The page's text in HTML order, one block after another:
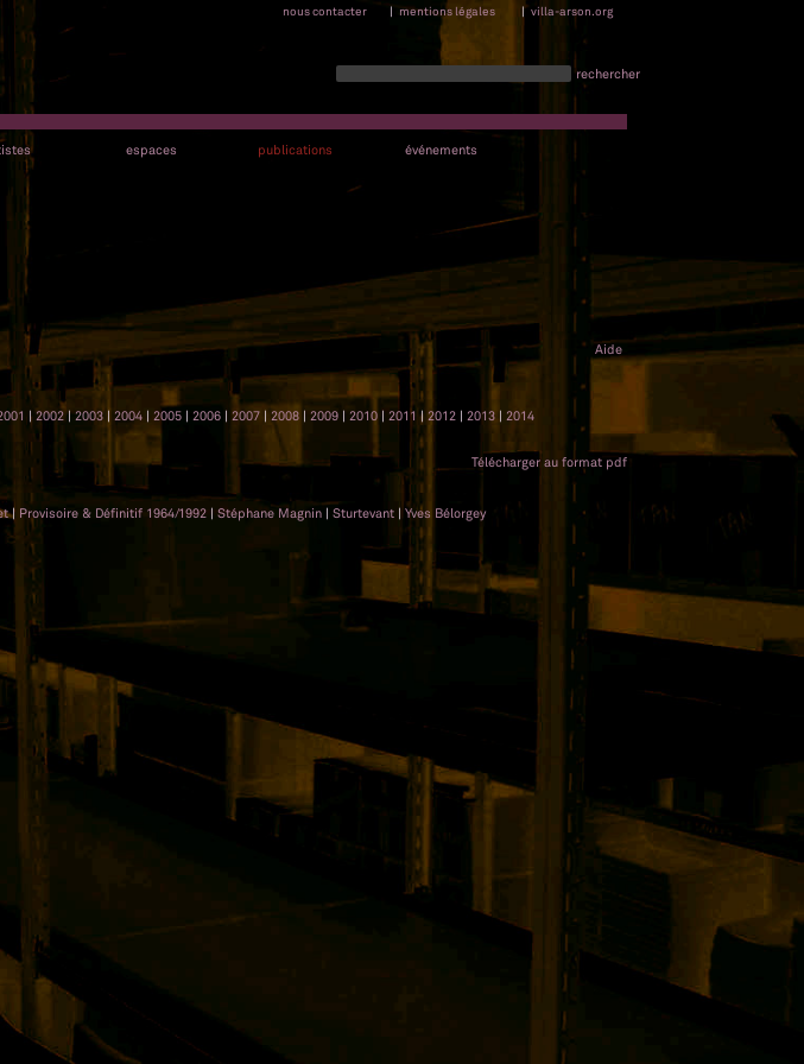
nous contacter | mentions légales | villa-arson.org
rechercher
espaces publications événements
Aide
| 2002|2003| 2004 | 2005 | 2006 | 2007 | 2008 | 2009 | 2010 | 2011 | 2012 | 2013 | 2014
Télécharger au format pdf
| Provisoire & Définitif 1964/1992 | Stéphane Magnin | Sturtevant | Yves Bélorgey